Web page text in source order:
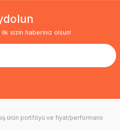
ilk sizin haberiniz olsun!
ürün portföyü ve fiyat/performans